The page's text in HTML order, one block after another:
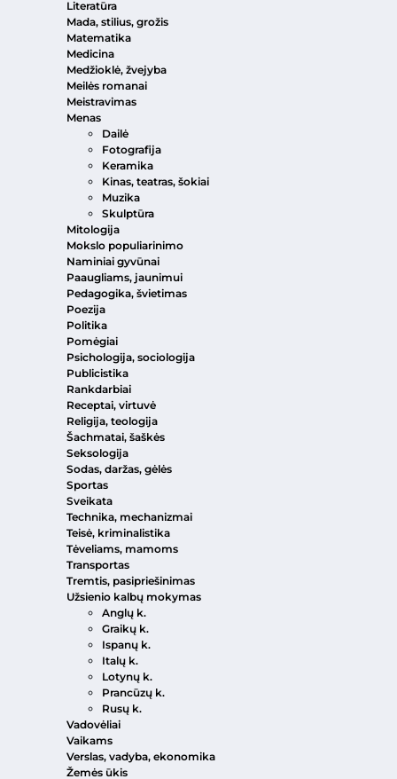
Literatūra
Mada, stilius, grožis
Matematika
Medicina
Medžioklė, žvejyba
Meilės romanai
Meistravimas
Menas
Dailė
Fotografija
Keramika
Kinas, teatras, šokiai
Muzika
Skulptūra
Mitologija
Mokslo populiarinimo
Naminiai gyvūnai
Paaugliams, jaunimui
Pedagogika, švietimas
Poezija
Politika
Pomėgiai
Psichologija, sociologija
Publicistika
Rankdarbiai
Receptai, virtuvė
Religija, teologija
Šachmatai, šaškės
Seksologija
Sodas, daržas, gėlės
Sportas
Sveikata
Technika, mechanizmai
Teisė, kriminalistika
Tėveliams, mamoms
Transportas
Tremtis, pasipriešinimas
Užsienio kalbų mokymas
Anglų k.
Graikų k.
Ispanų k.
Italų k.
Lotynų k.
Prancūzų k.
Rusų k.
Vadovėliai
Vaikams
Verslas, vadyba, ekonomika
Žemės ūkis